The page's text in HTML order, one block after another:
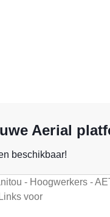
Aerial
beschikbaar!